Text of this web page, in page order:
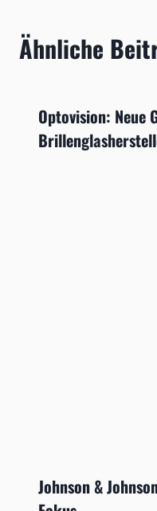
Ähnliche
Optovision: Neue
Johnson &